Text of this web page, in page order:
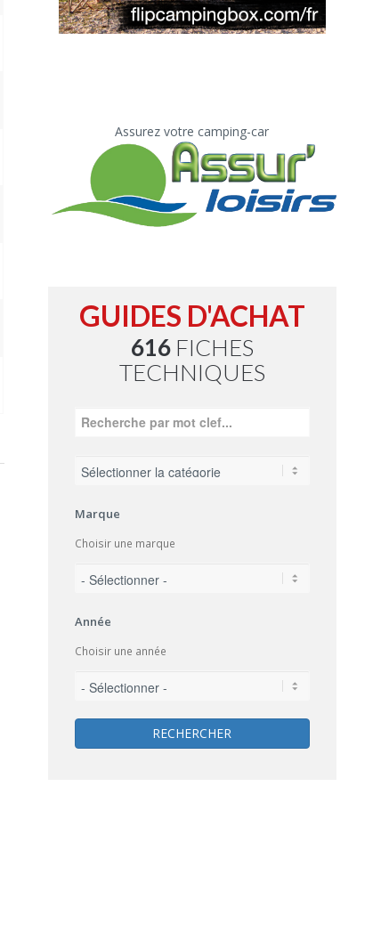
Assurez votre camping-car
GUIDES D'ACHAT
616FICHES
TECHNIQUES
Marque
Choisir une marque
Année
Choisir une année
RECHERCHER